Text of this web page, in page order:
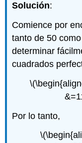
Solución:
Comience por
tanto de 50
determinar
cuadrados
Por lo tanto,